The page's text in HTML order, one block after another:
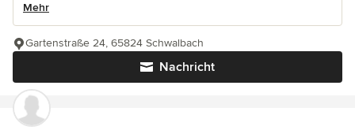
Mehr
Nachricht
Gartenstraße 24, 65824 Schwalbach